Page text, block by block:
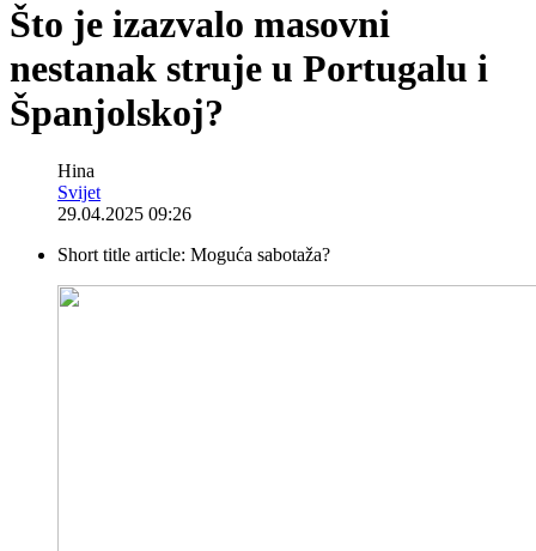
Što je izazvalo masovni
nestanak struje u Portugalu i
Španjolskoj?
Hina
Svijet
29.04.2025 09:26
Short title article: Moguća sabotaža?